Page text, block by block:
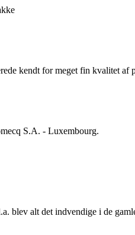
kendt for meget fin kvalitet af
S.A. ‑ Luxembourg.
alt det indvendige i de